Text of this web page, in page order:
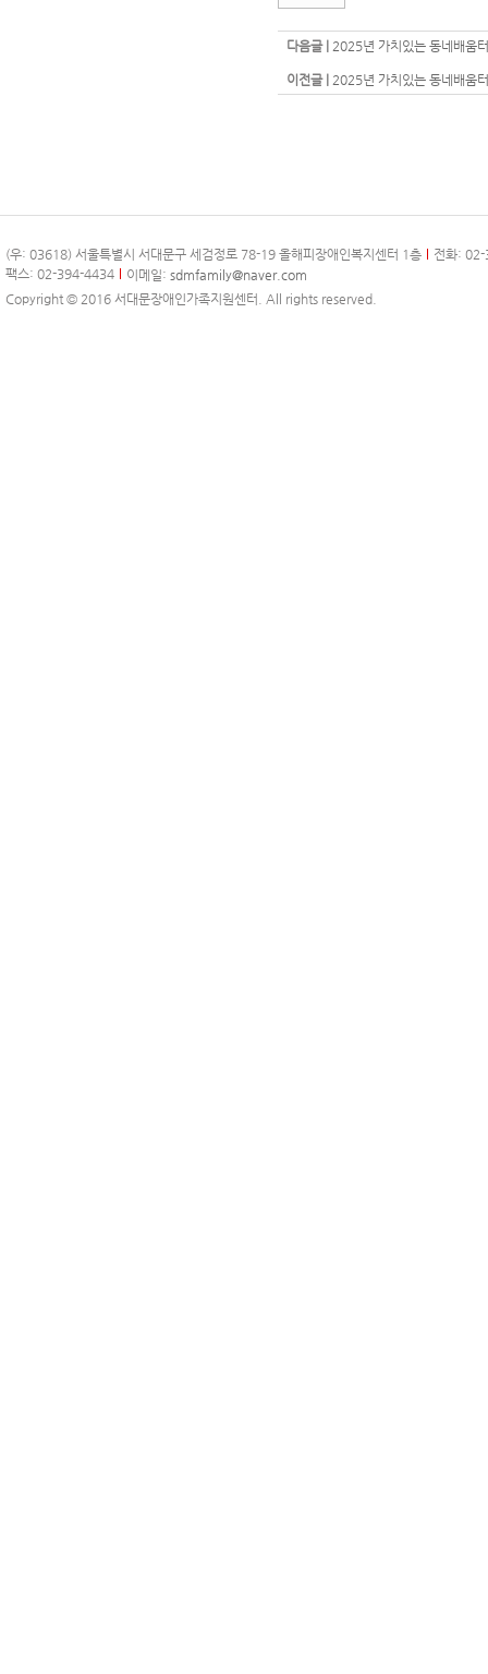
다음글 | 2025년 가치있는 동네배움
이전글 | 2025년 가치있는 동네배움
(우: 03618) 서울특별시 서대문구 세검정로 78-19 올해피장애인복지센터 1층
전화:
팩스: 02-394-4434
이메일: sdmfamily@naver.com
Copyright © 2016 서대문장애인가족지원센터. All rights reserved.